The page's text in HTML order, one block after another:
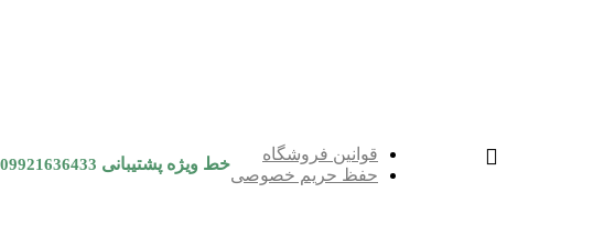
قوانین فروشگاه
حفظ حریم خصوصی
خط ویژه پشتیبانی 09921636433